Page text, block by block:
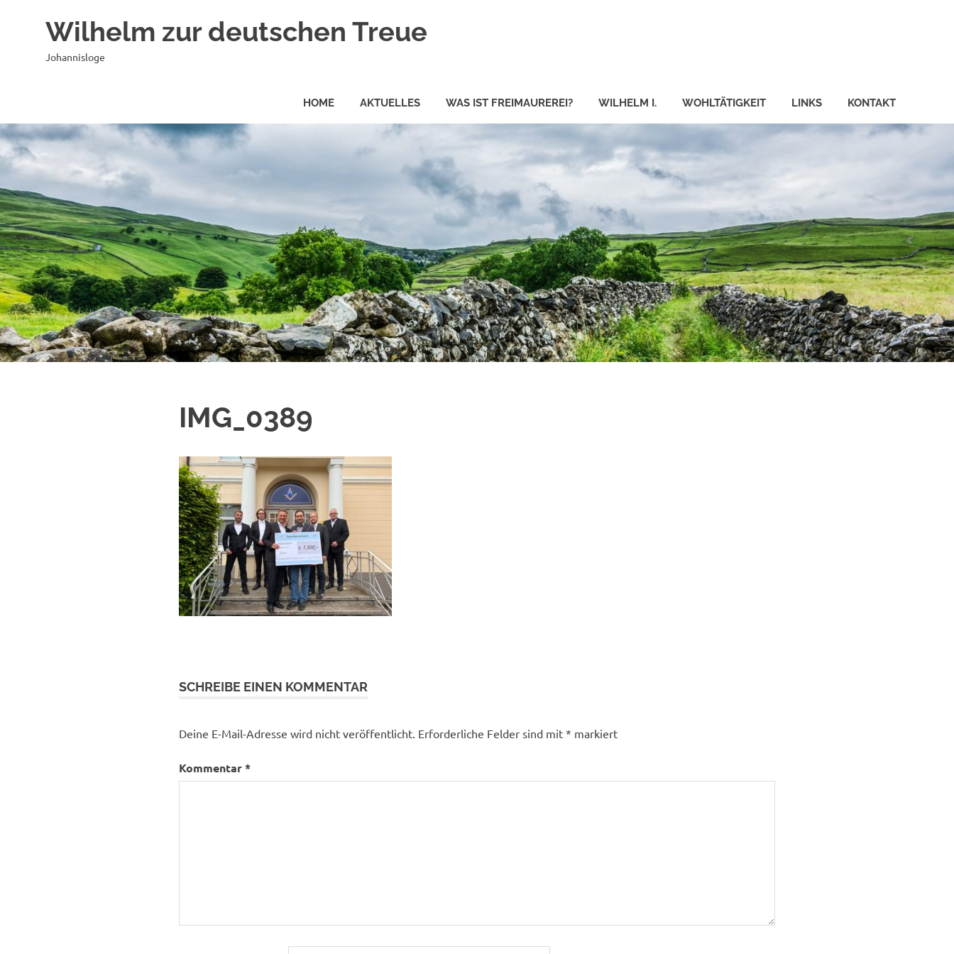
Wilhelm zur deutschen Treue
Johannisloge
HOME AKTUELLES WAS IST FREIMAUREREI? WILHELM I. WOHLTÄTIGKEIT LINKS KONTAKT
IMG_0389
SCHREIBE EINEN KOMMENTAR
Deine E-Mail-Adresse wird nicht veröffentlicht. Erforderliche Felder sind mit * markiert
Kommentar*